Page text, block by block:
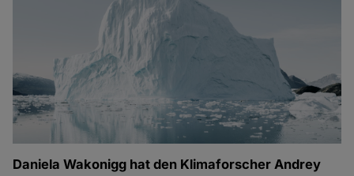
Daniela Wakonigg hat den Klimaforscher Andrey